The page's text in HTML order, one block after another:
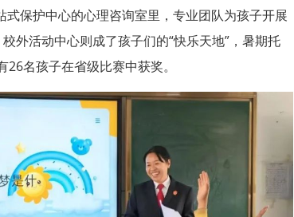
保护中心的心理咨询室里，专业团队为孩子开展
外活动中心则成了孩子们的“快乐天地”，暑期托
名孩子在省级比赛中获奖。